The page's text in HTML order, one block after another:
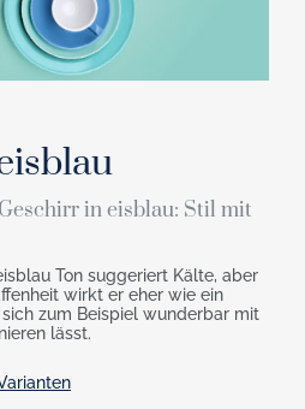
in eisblau: Stil mit
Ton suggeriert Kälte, aber
wirkt er eher wie ein
zum Beispiel wunderbar mit
lässt.